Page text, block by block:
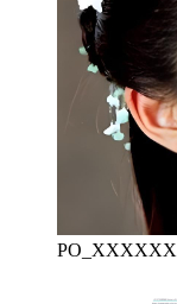
PO_XXXXXX